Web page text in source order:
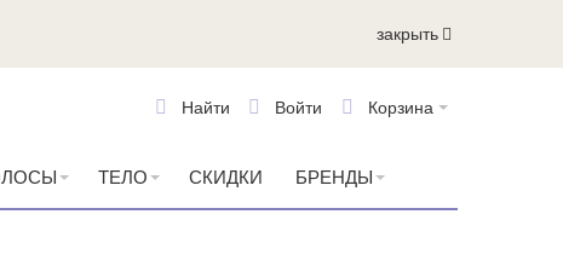
закрыть
Корзина
Войти
Найти
ТЕЛО СКИДКИ БРЕНДЫ